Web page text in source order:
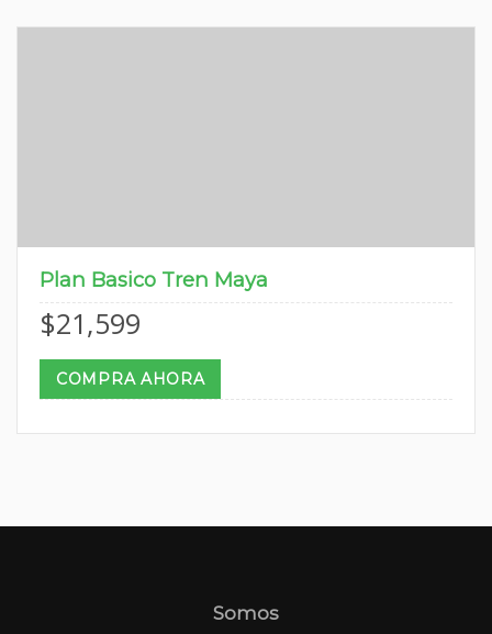
Plan Basico Tren Maya
$21,599
COMPRA AHORA
Somos